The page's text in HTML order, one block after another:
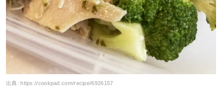
出典: https://cookpad.com/recipe/6926157